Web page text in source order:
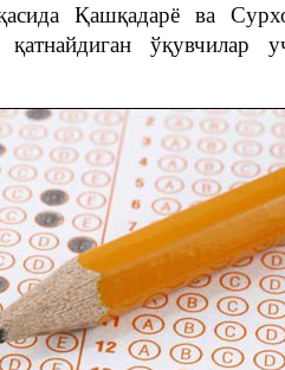
Қашқадарё ва
қатнайдиган ўқувчилар